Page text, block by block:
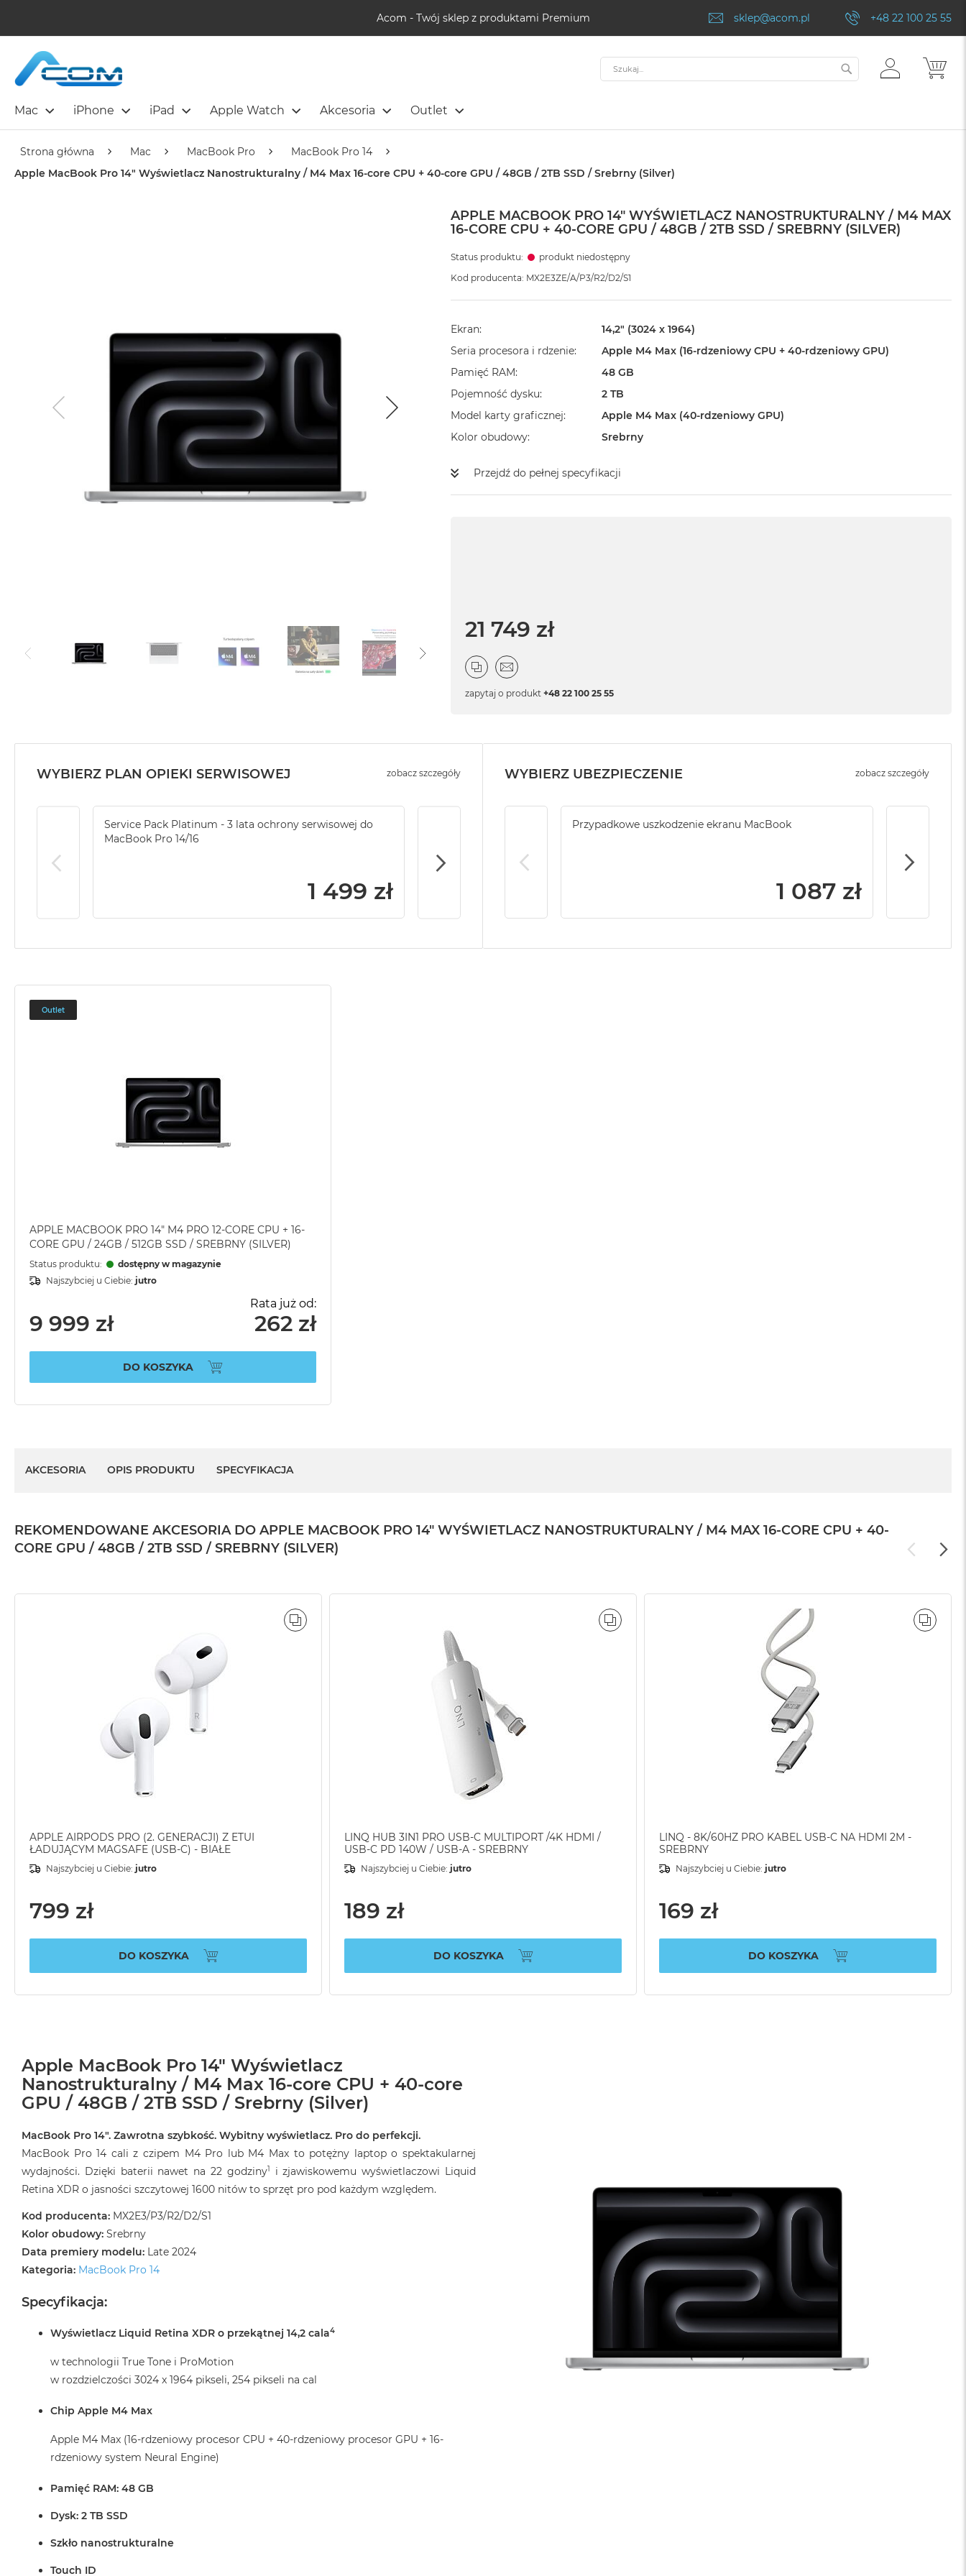
Acom - Twój sklep z produktami Premium sklep@acom.pl +48 22 100 25 55
Mac iPhone iPad Apple Watch Akcesoria Outlet
ZALOGUJ
SIĘ
Szukaj SZUKAJ
Strona główna Mac MacBook Pro
MacBook Pro 14
Apple MacBook Pro 14" Wyświetlacz Nanostrukturalny / M4 Max 16-core CPU + 40-core GPU / 48GB / 2TB SSD / Srebrny (Silver)
APPLE MACBOOK PRO 14" WYŚWIETLACZ NANOSTRUKTURALNY / M4 MAX
16-CORE CPU + 40-CORE GPU / 48GB / 2TB SSD / SREBRNY (SILVER)
Status produktu:
produkt niedostępny
Kod producenta: MX2E3ZE/A/P3/R2/D2/S1
Ekran
14,2" (3024 x 1964)
Seria procesora i rdzenie
Apple M4 Max (16-rdzeniowy CPU + 40-rdzeniowy GPU)
Pamięć RAM
48 GB
Pojemność dysku
2 TB
Model karty graficznej
Apple M4 Max (40-rdzeniowy GPU)
Kolor obudowy
Srebrny
Przejdź do pełnej specyfikacji
21 749 zł
zapytaj o produkt +48 22 100 25 55
WYBIERZ PLAN OPIEKI SERWISOWEJ
Service Pack Platinum - 3 lata ochrony serwisowej do
MacBook Pro 14/16
1 499 zł
Service Pack Platinum PRO - 4 lata ochrony serwisowej
zobacz szczegóły WYBIERZ UBEZPIECZENIE
Przypadkowe uszkodzenie ekranu MacBook
1 087 zł
zobacz szczegóły
Outlet
APPLE MACBOOK PRO 14" M4 PRO 12-CORE CPU + 16-
CORE GPU / 24GB / 512GB SSD / SREBRNY (SILVER)
Status produktu:
dostępny w magazynie
Najszybciej u Ciebie: jutro
9 999 zł
Rata już od:
262 zł
DO KOSZYKA
AKCESORIA OPIS PRODUKTU SPECYFIKACJA
REKOMENDOWANE AKCESORIA DO APPLE MACBOOK PRO 14" WYŚWIETLACZ NANOSTRUKTURALNY / M4 MAX 16-CORE CPU + 40-
CORE GPU / 48GB / 2TB SSD / SREBRNY (SILVER)
APPLE AIRPODS PRO (2. GENERACJI) Z ETUI
ŁADUJĄCYM MAGSAFE (USB-C) - BIAŁE
Najszybciej u Ciebie: jutro
799 zł
DO KOSZYKA
PORÓWNAJ
LINQ HUB 3IN1 PRO USB-C MULTIPORT /4K HDMI /
USB-C PD 140W / USB-A - SREBRNY
Najszybciej u Ciebie: jutro
189 zł
DO KOSZYKA
PORÓWNAJ
LINQ - 8K/60HZ PRO KABEL USB-C NA HDMI 2M -
SREBRNY
Najszybciej u Ciebie: jutro
169 zł
DO KOSZYKA
Apple MacBook Pro 14" Wyświetlacz
Nanostrukturalny / M4 Max 16-core CPU + 40-core
GPU / 48GB / 2TB SSD / Srebrny (Silver)
MacBook Pro 14″. Zawrotna szybkość. Wybitny wyświetlacz. Pro do perfekcji.
MacBook Pro 14 cali z czipem M4 Pro lub M4 Max to potężny laptop o spektakularnej
wydajności. Dzięki baterii nawet na 22 godziny1
i zjawiskowemu wyświetlaczowi Liquid
Retina XDR o jasności szczytowej 1600 nitów to sprzęt pro pod każdym względem.
Kod producenta: MX2E3/P3/R2/D2/S1
Kolor obudowy: Srebrny
Data premiery modelu: Late 2024
Kategoria: MacBook Pro 14
Specyfikacja:
Wyświetlacz Liquid Retina XDR o przekątnej 14,2 cala4
w technologii True Tone i ProMotion
w rozdzielczości 3024 x 1964 pikseli, 254 pikseli na cal
Chip Apple M4 Max
Apple M4 Max (16-rdzeniowy procesor CPU + 40-rdzeniowy procesor GPU + 16-
rdzeniowy system Neural Engine)
Pamięć RAM: 48 GB
Dysk: 2 TB SSD
Szkło nanostrukturalne
Touch ID